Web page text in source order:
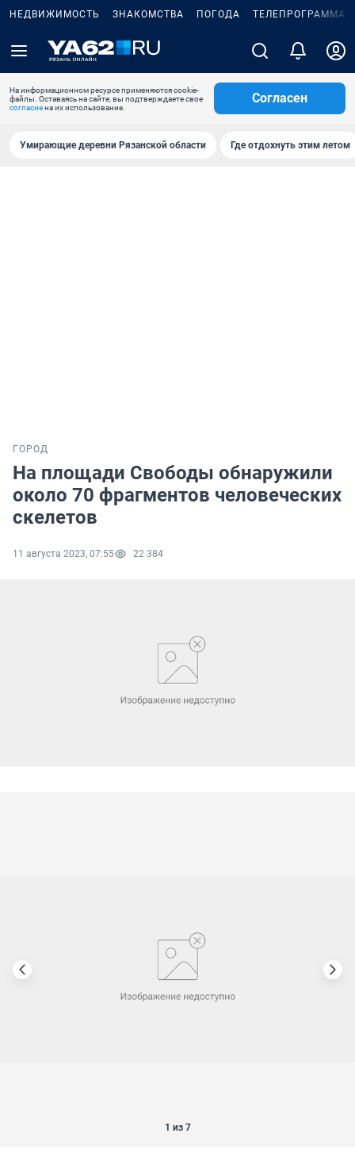
НЕДВИЖИМОСТЬ ЗНАКОМСТВА ПОГОДА ТЕЛЕПРОГРАММА
На информационном ресурсе применяются cookie-
файлы. Оставаясь на сайте, вы подтверждаете свое
согласиена их использование.
Согласен
Умирающие деревни Рязанской области Где отдохнуть этим летом
ГОРОД
На площади Свободы обнаружили
около 70 фрагментов человеческих
скелетов
11 августа 2023, 07:55 22 384
1 из 7